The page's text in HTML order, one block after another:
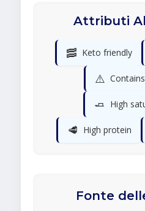
Attributi
🥓 Keto friendly
⚠️
🧈 High
🥩 High protein
Fonte